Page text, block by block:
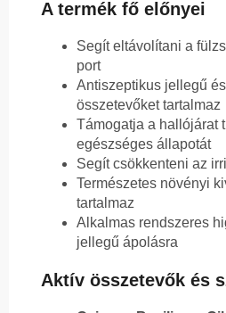
A termék fő előnyei
Segít eltávolítani a
port
Antiszeptikus jellegű
összetevőket tartalmaz
Támogatja a hallójárat
egészséges állapotát
Segít csökkenteni az
Természetes növényi
tartalmaz
Alkalmas rendszeres
jellegű ápolásra
Aktív összetevők és